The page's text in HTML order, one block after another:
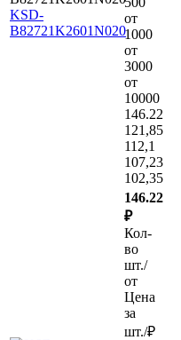
KSD-
B82721K2601N020
от
1000
от
3000
от
10000
146.22
121,85
112,1
107,23
102,35
146.22
₽
Кол-
во
шт./
от
Цена
за
шт./₽